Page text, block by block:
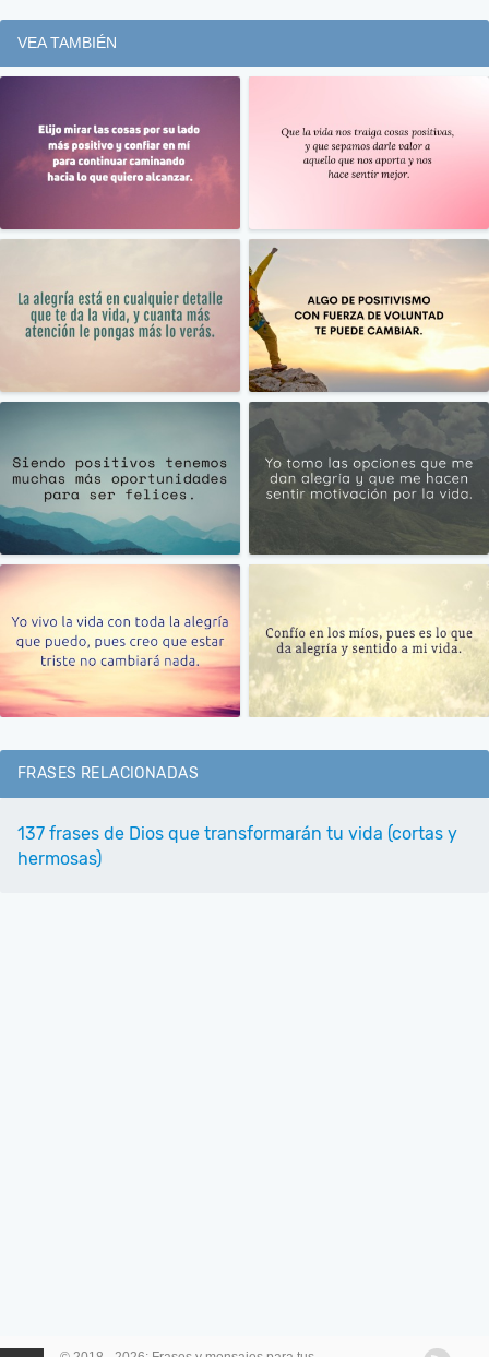
VEA TAMBIÉN
FRASES RELACIONADAS
137 frases de Dios que transformarán tu vida (cortas y
hermosas)